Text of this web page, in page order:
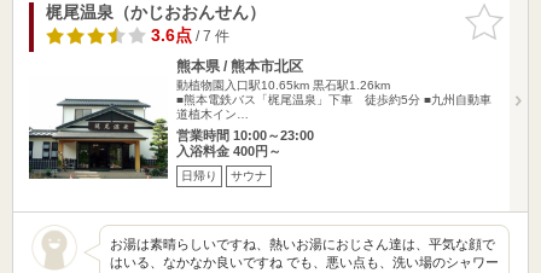
お気に入
りに追加
梶尾温泉（かじおおんせん）
3.6点/ 7 件
熊本県 / 熊本市北区
動植物園入口駅10.65km 黒石駅1.26km
■熊本電鉄バス「梶尾温泉」下車 徒歩約5分 ■九州自動車
道植木イン…
営業時間 10:00～23:00
入浴料金 400円～
日帰り サウナ
お湯は素晴らしいですね、熱いお湯におじさん達は、平気な顔で
はいる、なかなか良いですね でも、悪い点も、洗い場のシャワー